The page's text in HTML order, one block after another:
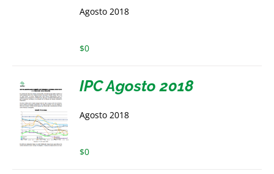
Agosto 2018
$0
IPC Agosto 2018
Agosto 2018
$0